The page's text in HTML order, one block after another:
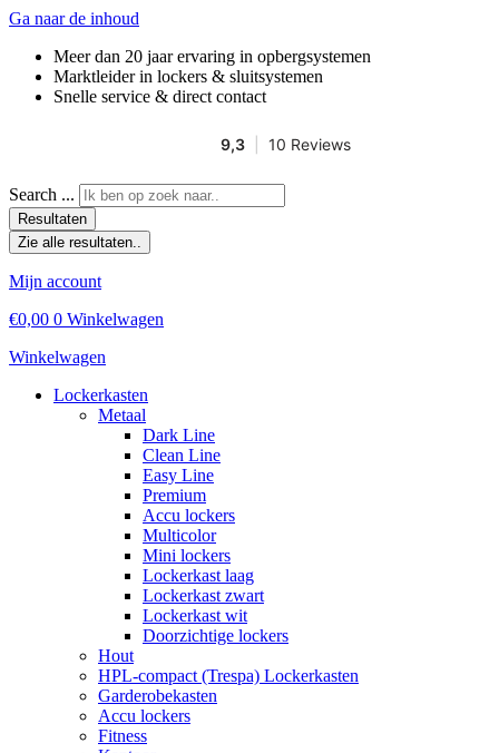
Ga naar de inhoud
Meer dan 20 jaar ervaring in opbergsystemen
Marktleider in lockers & sluitsystemen
Snelle service & direct contact
Search ...
Resultaten
Zie alle resultaten..
Mijn account
€0,00 0 Winkelwagen
Winkelwagen
Lockerkasten
Metaal
Dark Line
Clean Line
Easy Line
Premium
Accu lockers
Multicolor
Mini lockers
Lockerkast laag
Lockerkast zwart
Lockerkast wit
Doorzichtige lockers
Hout
HPL-compact (Trespa) Lockerkasten
Garderobekasten
Accu lockers
Fitness